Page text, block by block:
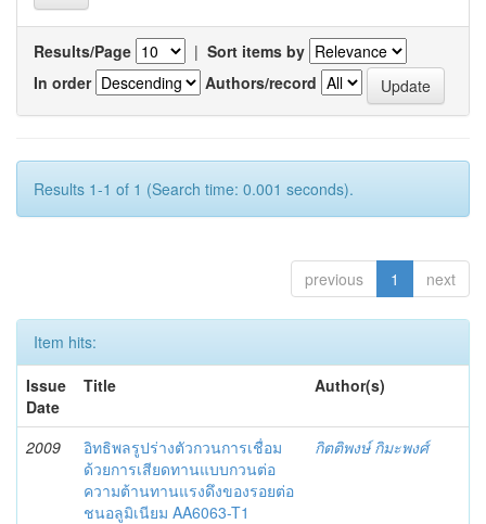
Results/Page | Sort items by
In order
Authors/record
Results 1-1 of 1 (Search time: 0.001 seconds).
previous 1 next
Item hits:
Issue
Date
Title Author(s)
2009
อิทธิพลรูปร่างตัวกวนการเชื่อม
ด้วยการเสียดทานแบบกวนต่อ
ความต้านทานแรงดึงของรอยต่อ
ชนอลูมิเนียม AA6063-T1
กิตติพงษ์ กิมะพงศ์